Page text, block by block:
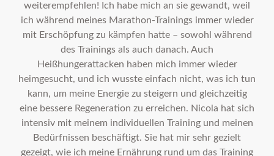
weiterempfehlen! Ich habe mich an sie gewandt, weil
ich während meines Marathon-Trainings immer wieder
mit Erschöpfung zu kämpfen hatte – sowohl während
des Trainings als auch danach. Auch
Heißhungerattacken haben mich immer wieder
heimgesucht, und ich wusste einfach nicht, was ich tun
kann, um meine Energie zu steigern und gleichzeitig
eine bessere Regeneration zu erreichen. Nicola hat sich
intensiv mit meinem individuellen Training und meinen
Bedürfnissen beschäftigt. Sie hat mir sehr gezielt
gezeigt, wie ich meine Ernährung rund um das Training